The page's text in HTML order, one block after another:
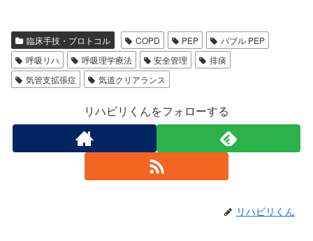
臨床手技・プロトコル COPD PEP
バブル PEP
呼吸リハ
呼吸理学療法 安全管理
排痰
気管支拡張症
気道クリアランス
リハビリくんをフォローする
リハビリくん